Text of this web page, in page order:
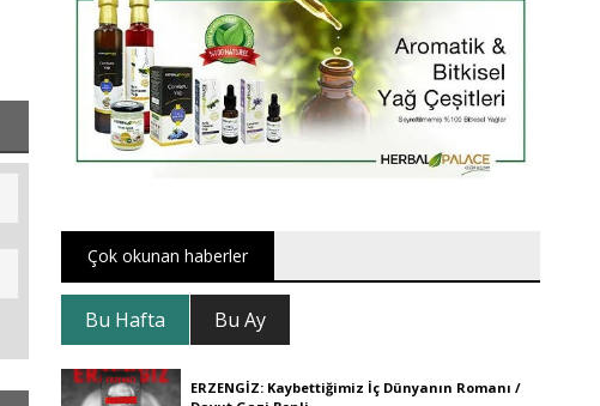
Çok okunan haberler
Bu Hafta Bu Ay
ERZENGİZ: Kaybettiğimiz İç Dünyanın Romanı /